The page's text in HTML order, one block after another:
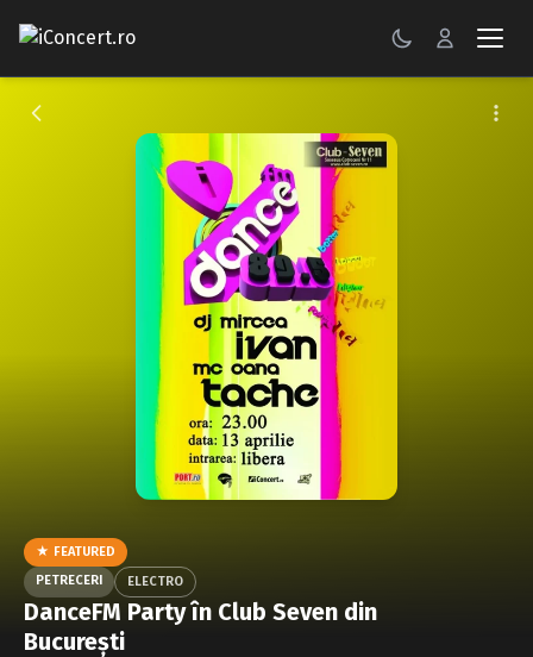
CONCERTE
Caută în site...
★ FEATURED
PETRECERI
ELECTRO
DanceFM Party în Club Seven din
Bucureşti